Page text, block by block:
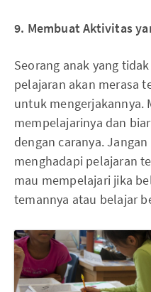
9. MembuatAktivitas
Seorang anak yang
pelajaran akan merasa
untuk mengerjakannya.
mempelajarinya dan
dengan caranya.
menghadapi pelajaran
mau mempelajari jika
temannya atau belajar